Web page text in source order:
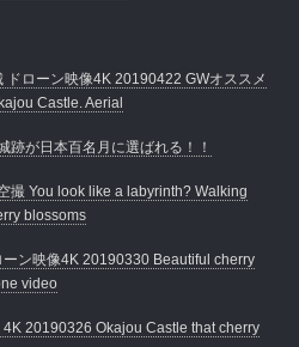
ドローン映像4K 20190422 GWオススメ
Castle. Aerial
跡が日本百名月に選ばれる！！
撮 You look like a labyrinth? Walking
blossoms
ン映像4K 20190330 Beautiful cherry
video
20190326 Okajou Castle that cherry